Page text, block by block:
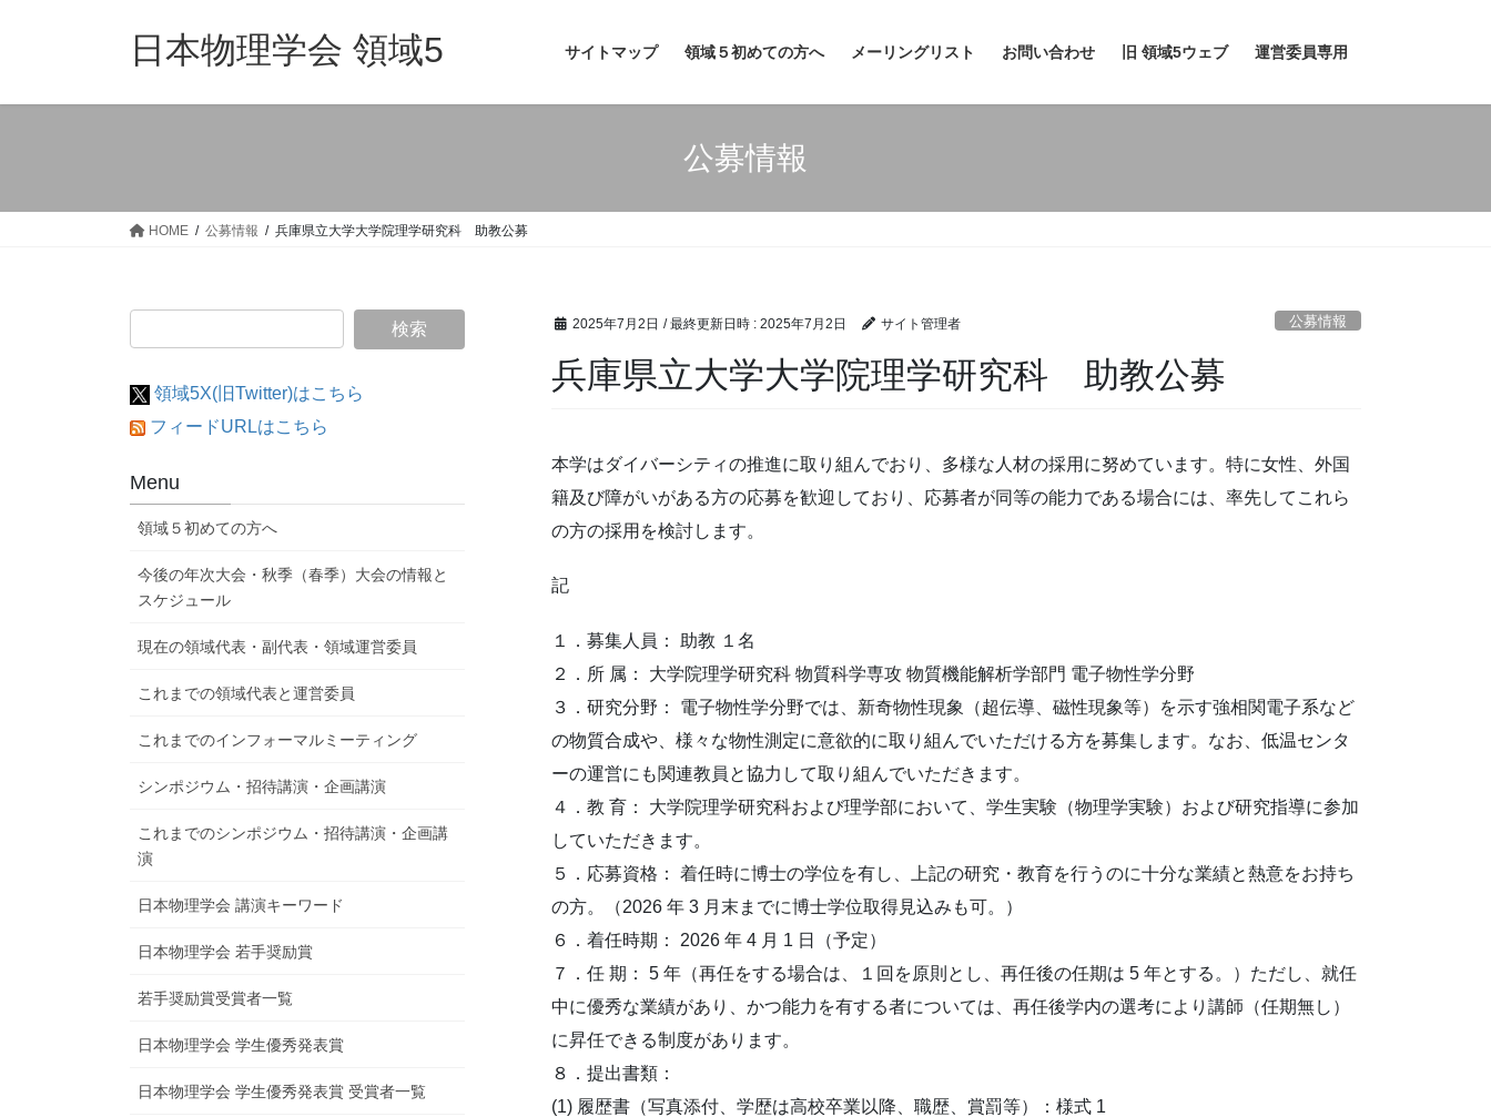
日本物理学会 領域5 サイトマップ 領域５初めての方へ メーリングリスト お問い合わせ 旧 領域5ウェブ 運営委員専用
公募情報
HOME 公募情報 兵庫県立大学大学院理学研究科 助教公募
2025年7月2日 / 最終更新日時 : 2025年7月2日 サイト管理者 公募情報
兵庫県立大学大学院理学研究科 助教公募
本学はダイバーシティの推進に取り組んでおり、多様な人材の採用に努めています。特に女性、外国
籍及び障がいがある方の応募を歓迎しており、応募者が同等の能力である場合には、率先してこれら
の方の採用を検討します。
記
１．募集人員： 助教 １名
２．所 属： 大学院理学研究科 物質科学専攻 物質機能解析学部門 電子物性学分野
３．研究分野： 電子物性学分野では、新奇物性現象（超伝導、磁性現象等）を示す強相関電子系など
の物質合成や、様々な物性測定に意欲的に取り組んでいただける方を募集します。なお、低温センタ
ーの運営にも関連教員と協力して取り組んでいただきます。
４．教 育： 大学院理学研究科および理学部において、学生実験（物理学実験）および研究指導に参加
していただきます。
５．応募資格： 着任時に博士の学位を有し、上記の研究・教育を行うのに十分な業績と熱意をお持ち
の方。（2026 年 3 月末までに博士学位取得見込みも可。）
６．着任時期： 2026 年 4 月 1 日（予定）
７．任 期： 5 年（再任をする場合は、１回を原則とし、再任後の任期は 5 年とする。）ただし、就任
中に優秀な業績があり、かつ能力を有する者については、再任後学内の選考により講師（任期無し）
に昇任できる制度があります。
８．提出書類：
(1) 履歴書（写真添付、学歴は高校卒業以降、職歴、賞罰等）：様式 1
領域5X(旧Twitter)はこちら
フィードURLはこちら
Menu
領域５初めての方へ
今後の年次大会・秋季（春季）大会の情報と
スケジュール
現在の領域代表・副代表・領域運営委員
これまでの領域代表と運営委員
これまでのインフォーマルミーティング
シンポジウム・招待講演・企画講演
これまでのシンポジウム・招待講演・企画講
演
日本物理学会 講演キーワード
日本物理学会 若手奨励賞
若手奨励賞受賞者一覧
日本物理学会 学生優秀発表賞
日本物理学会 学生優秀発表賞 受賞者一覧